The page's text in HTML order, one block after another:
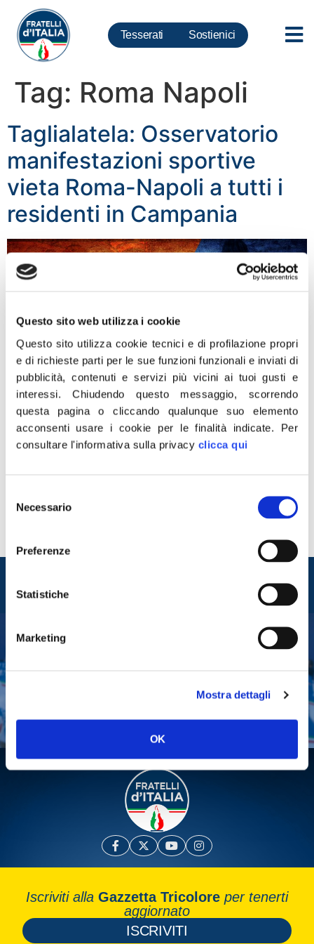
Questo sito web utilizza i cookie
Questo sito utilizza cookie tecnici e di profilazione propri
e di richieste parti per le sue funzioni funzionali e inviati di
pubblicità, contenuti e servizi più vicini ai tuoi gusti e
interessi.Chiudendo questo messaggio, scorrendo
questa pagina o cliccando qualunque suo elemento
acconsenti usare i cookie per le finalità indicate. Per
consultare l'informativa sulla privacy clicca qui
delNecessario
Preferenze
Statistiche
Marketing
Mostra dettagli
OK
Tesserati Sostienici
Tag: Roma Napoli
Taglialatela: Osservatorio
manifestazioni sportive
vieta Roma-Napoli a tutti i
residenti in Campania
HO PREDISPOSTO UNA INTERROGAZIONE
PARLAMENTARE SULLA QUESTIONE In data odierna il
Deputato di Fratelli d’Italia – An Marcello Taglialatela ha
Sport, per avere chiarimenti rispetto alla incredibile
decisione presa dall’osservatorio sulle manifestazioni
sportive di vietare l’acquisto dei biglietti validi per il […]
Leggi la Gazzetta Tricolore
Iscriviti alla Gazzetta Tricolore per tenerti
aggiornato
ISCRIVITI